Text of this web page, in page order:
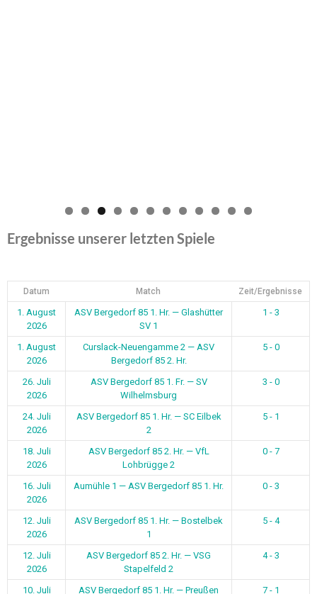
0 1 2
Ergebnisse unserer letzten Spiele
Datum Match Zeit/Ergebnisse
1. August
2026
ASV Bergedorf 85 1. Hr. — Glashütter
SV 1
1 - 3
1. August
2026
Curslack-Neuengamme 2 — ASV
Bergedorf 85 2. Hr.
5 - 0
26. Juli
2026
ASV Bergedorf 85 1. Fr. — SV
Wilhelmsburg
3 - 0
24. Juli
2026
ASV Bergedorf 85 1. Hr. — SC Eilbek
2
5 - 1
18. Juli
2026
ASV Bergedorf 85 2. Hr. — VfL
Lohbrügge 2
0 - 7
16. Juli
2026
Aumühle 1 — ASV Bergedorf 85 1. Hr. 0 - 3
12. Juli
2026
ASV Bergedorf 85 1. Hr. — Bostelbek
1
5 - 4
12. Juli
2026
ASV Bergedorf 85 2. Hr. — VSG
Stapelfeld 2
4 - 3
10. Juli ASV Bergedorf 85 1. Hr. — Preußen 7 - 1